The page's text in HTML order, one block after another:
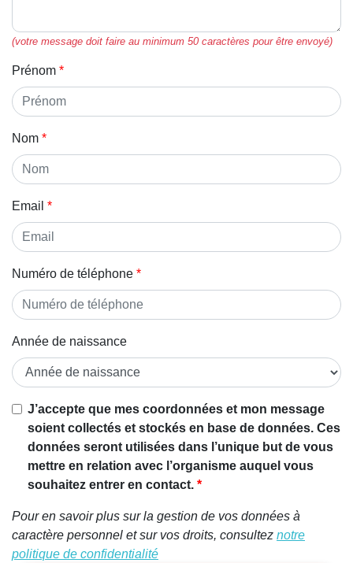
(votre message doit faire au minimum 50 caractères pour être envoyé)
Prénom
Nom
Email
Numéro de téléphone
Année de naissance
Si vous
êtes un
être
humain,
ignorez
champ
J’accepte que mes coordonnées et mon message
soient collectés et stockés en base de données. Ces
données seront utilisées dans l’unique but de vous
mettre en relation avec l’organisme auquel vous
souhaitez entrer en contact.
Pour en savoir plus sur la gestion de vos données à
caractère personnel et sur vos droits, consultez notre
politique de confidentialité